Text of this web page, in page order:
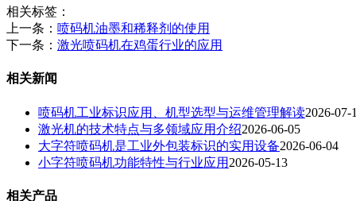
相关标签：
上一条： 喷码机油墨和稀释剂的使用
下一条： 激光喷码机在鸡蛋行业的应用
相关新闻
喷码机工业标识应用、机型选型与运维管理解读2026-07-
激光机的技术特点与多领域应用介绍2026-06-05
大字符喷码机是工业外包装标识的实用设备2026-06-04
小字符喷码机功能特性与行业应用 2026-05-13
相关产品